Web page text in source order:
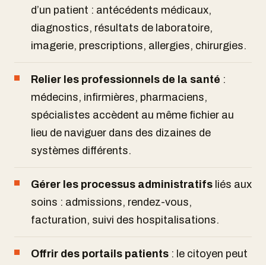
d’un patient : antécédents médicaux,
diagnostics, résultats de laboratoire,
imagerie, prescriptions, allergies, chirurgies.
Relier les professionnels de la santé :
médecins, infirmières, pharmaciens,
spécialistes accèdent au même fichier au
lieu de naviguer dans des dizaines de
systèmes différents.
Gérer les processus administratifs liés aux
soins : admissions, rendez-vous,
facturation, suivi des hospitalisations.
Offrir des portails patients : le citoyen peut